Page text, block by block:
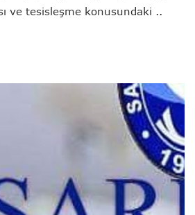
ve tesisleşme konusundaki ..